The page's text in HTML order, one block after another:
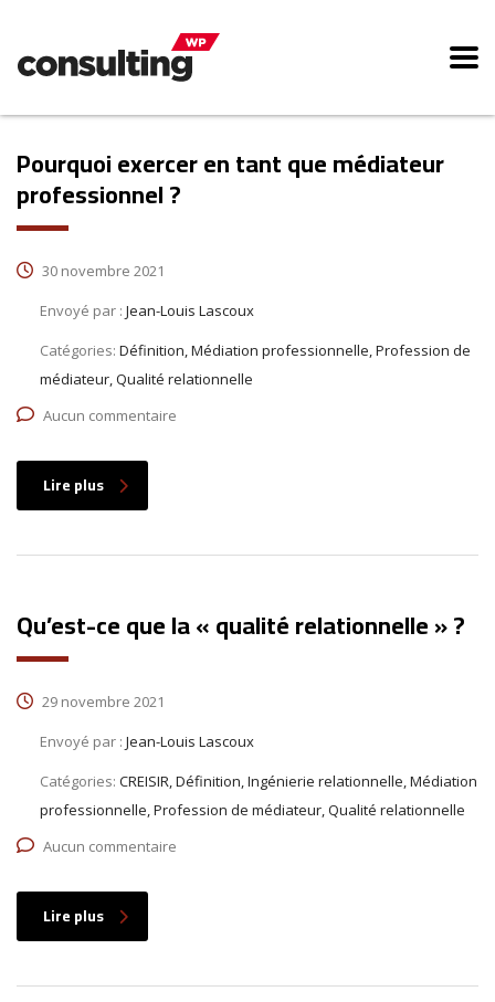
Pourquoi exercer en tant que médiateur
professionnel ?
30 novembre 2021
Envoyé par : Jean-Louis Lascoux
Catégories: Définition, Médiation professionnelle, Profession de
médiateur, Qualité relationnelle
Aucun commentaire
Lire plus
Qu’est-ce que la « qualité relationnelle » ?
29 novembre 2021
Envoyé par : Jean-Louis Lascoux
Catégories: CREISIR, Définition, Ingénierie relationnelle, Médiation
professionnelle, Profession de médiateur, Qualité relationnelle
Aucun commentaire
Lire plus